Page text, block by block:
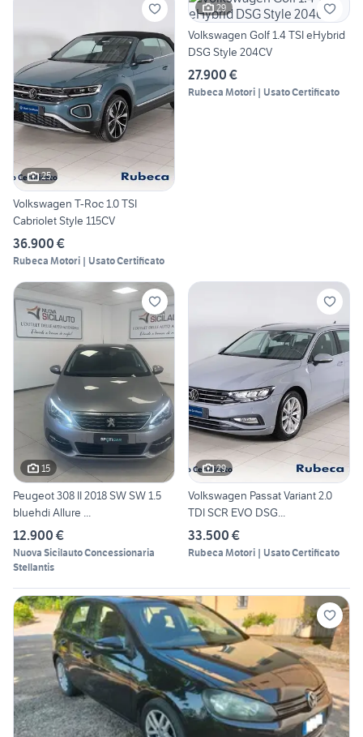
25
Volkswagen T-Roc 1.0 TSI
Cabriolet Style 115CV
36.900 €
Rubeca Motori | Usato Certificato
29
Volkswagen Golf 1.4 TSI eHybrid
DSG Style 204CV
27.900 €
Rubeca Motori | Usato Certificato
15
Peugeot 308 II 2018 SW SW 1.5
bluehdi Allure ...
12.900 €
Nuova Sicilauto Concessionaria
Stellantis
29
Volkswagen Passat Variant 2.0
TDI SCR EVO DSG...
33.500 €
Rubeca Motori | Usato Certificato